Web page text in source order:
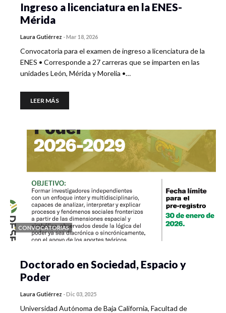
Ingreso a licenciatura en la ENES-
Mérida
Laura Gutiérrez -Mar 18, 2026
Convocatoria para el examen de ingreso a licenciatura de la
ENES • Corresponde a 27 carreras que se imparten en las
unidades León, Mérida y Morelia •…
LEER MÁS
CONVOCATORIAS
Doctorado en Sociedad, Espacio y
Poder
Laura Gutiérrez -Dic 03, 2025
Universidad Autónoma de Baja California, Facultad de